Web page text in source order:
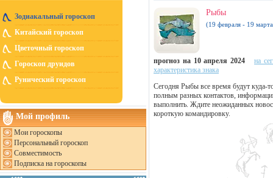
Зодиакальный гороскоп
Китайский гороскоп
Цветочный гороскоп
Гороскоп друидов
Рунический гороскоп
Мой профиль
Мои гороскопы
Персональный гороскоп
Совместимость
Подписка на гороскопы
Рыбы
(19 февраля - 19
прогноз на 10 апреля 2024
на
характеристика знака
Сегодня Рыбы все время будут куда-
полным разных контактов,
выполнить. Ждите неожиданных
короткую командировку.